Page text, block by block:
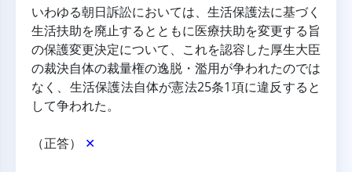
いわゆる朝日訴訟においては、生活保護法に基づく
生活扶助を廃止するとともに医療扶助を変更する旨
の保護変更決定について、これを認容した厚生大臣
の裁決自体の裁量権の逸脱・濫用が争われたのでは
なく、生活保護法自体が憲法25条1項に違反すると
して争われた。
（正答） ✕